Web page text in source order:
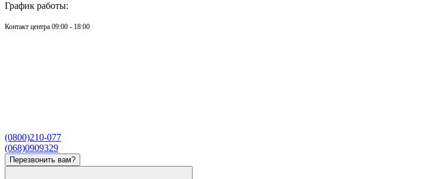
График работы:
Контакт центра 09:00 - 18:00
(0800)210-077
(068)0909329
Перезвонить вам?